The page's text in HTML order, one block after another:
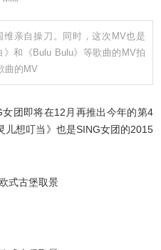
亲自操刀。同时，这次MV也是
和《Bulu Bulu》等歌曲的MV拍
曲的MV
团即将在12月再推出今年的第4
儿想叮当》也是SING女团的2015